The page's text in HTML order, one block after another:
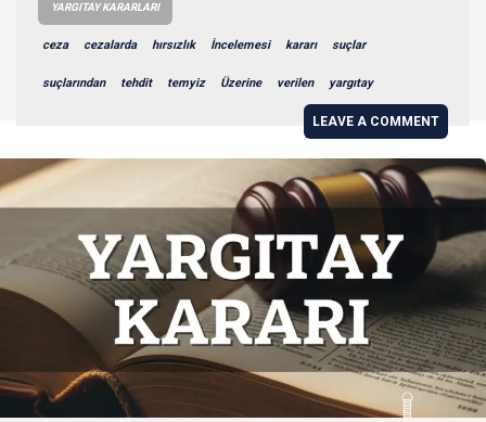
YARGITAY KARARLARI
ceza cezalarda hırsızlık İncelemesi kararı suçlar
suçlarından tehdit temyiz Üzerine verilen yargıtay
LEAVE A COMMENT